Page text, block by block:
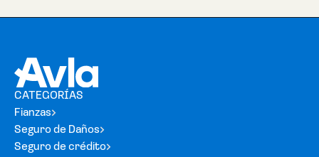
CATEGORÍAS
Fianzas
Seguro de Daños
Seguro de crédito